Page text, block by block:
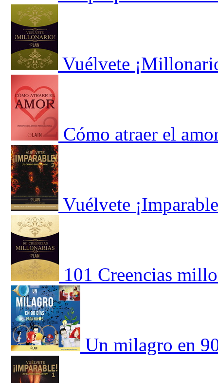
Vuélvete
Cómo atraer el
Vuélvete
101 Creencias
Un milagro en